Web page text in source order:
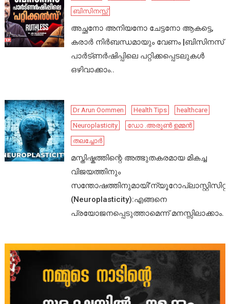
ബിസിനസ്സ്
അച്ഛനോ അനിയനോ ചേട്ടനോ ആകട്ടെ,
കരാർ നിർബന്ധമായും വേണം |ബിസിനസ്
പാർട്ണർഷിപ്പിലെ പറ്റിക്കപ്പെടലുകൾ
ഒഴിവാക്കാം..
Dr Arun Oommen Health Tips
healthcare
Neuroplasticity
ഡോ .അരുൺ ഉമ്മൻ
തലച്ചോർ
മസ്തിഷ്കത്തിന്റെ അത്ഭുതകരമായ മികച്ച
വിജയത്തിനും
സന്തോഷത്തിനുമായി’ന്യൂറോപ്ലാസ്റ്റിസിറ്റി’
(Neuroplasticity):എങ്ങനെ
പ്രയോജനപ്പെടുത്താമെന്ന് മനസ്സിലാക്കാം.